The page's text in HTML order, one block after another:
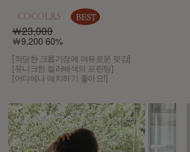
￦23,000
￦9,200 60%
[적당한 크롭기장에 여유로운 핏감]
[유니크한 컬러배색의 프린팅]
[어디에나 매치하기 좋아요!]